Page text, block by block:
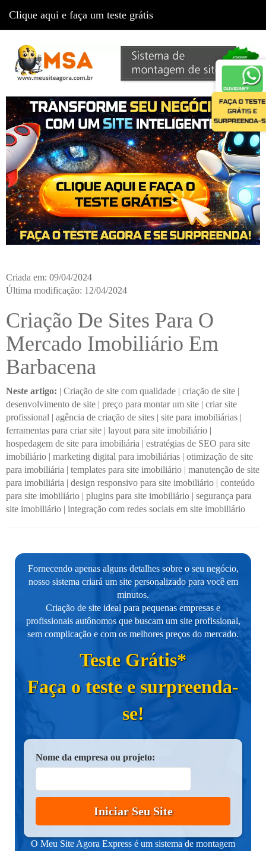
Criada em: 09/04/2024
Última modificação: 12/04/2024
Criação De Sites Para O
Mercado Imobiliário Em
Barbacena
Neste artigo: | Criação de site com qualidade | criação de site |
desenvolvimento de site | preço para montar um site | criar site
profissional | agência de criação de sites | site para imobiliárias |
ferramentas para criar site | layout para site imobiliário |
hospedagem de site para imobiliária | estratégias de SEO para site
imobiliário | marketing digital para imobiliárias | otimização de site
para imobiliária | templates para site imobiliário | manutenção de site
para imobiliária | design responsivo para site imobiliário | conteúdo
para site imobiliário | plugins para site imobiliário | segurança para
site imobiliário | integração com redes sociais em site imobiliário
Fornecendo apenas alguns detalhes sobre o seu negócio,
nosso sistema criará um site personalizado para você em
minutos.
Criação de site ideal para pequenas empresas e
profissionais autônomos que buscam um site profissional,
sem complicação e com os melhores preços do mercado.
Teste Grátis*
Faça o teste e surpreenda-
se!
Nome da empresa ou projeto:
Iniciar Seu Site
O Meu Site Agora Express é um sistema de montagem
Clique aqui e faça um teste grátis